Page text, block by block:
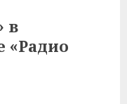
в
«Радио